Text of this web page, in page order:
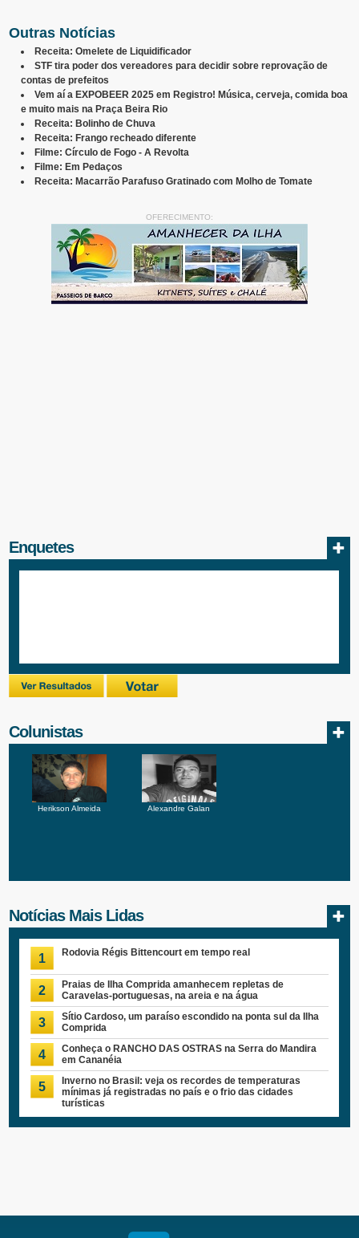
Outras Notícias
Receita: Omelete de Liquidificador
STF tira poder dos vereadores para decidir sobre reprovação de
contas de prefeitos
Vem aí a EXPOBEER 2025 em Registro! Música, cerveja, comida boa
e muito mais na Praça Beira Rio
Receita: Bolinho de Chuva
Receita: Frango recheado diferente
Filme: Círculo de Fogo - A Revolta
Filme: Em Pedaços
Receita: Macarrão Parafuso Gratinado com Molho de Tomate
OFERECIMENTO:
Enquetes
Colunistas
Herikson Almeida Alexandre Galan
Notícias Mais Lidas
1 Rodovia Régis Bittencourt em tempo real
2
Praias de Ilha Comprida amanhecem repletas de
Caravelas-portuguesas, na areia e na água
3
Sítio Cardoso, um paraíso escondido na ponta sul da Ilha
Comprida
4
Conheça o RANCHO DAS OSTRAS na Serra do Mandira
em Cananéia
5
Inverno no Brasil: veja os recordes de temperaturas
mínimas já registradas no país e o frio das cidades
turísticas